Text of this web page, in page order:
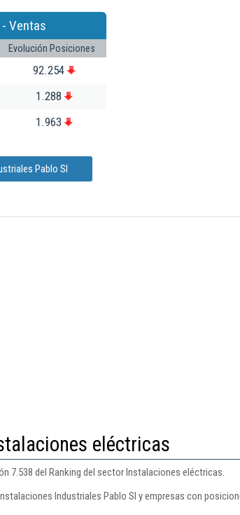
Ventas
Evolución Posiciones
92.254
1.288
1.963
Pablo Sl
eléctricas
7.538 del Ranking del sector Instalaciones eléctricas.
Industriales Pablo Sl y empresas con